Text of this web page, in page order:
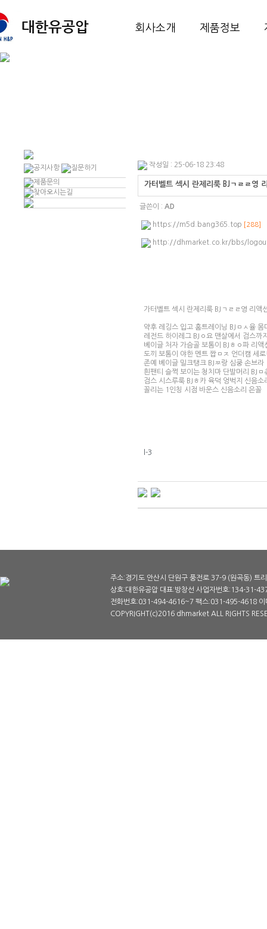
회사소개 제품정보
작성일 : 25-06-18 23:48
가터벨트 섹시 란제리룩 BJㄱㄹㄹ영
글쓴이 : AD
https://m5d.bang365.top [288]
http://dhmarket.co.kr/bbs/
가터벨트 섹시 란제리룩 BJㄱㄹㄹ영 리액
약후 레깅스 입고 홈트레이닝 BJㅁㅅ율 몸
레전드 하이레그 BJㅇ요 맨살에서 검스까
베이글 처자 가슴골 보톰이 BJㅎㅇ파 리액
도끼 보톰이 야한 멘트 짭ㅁㅈ 언더캠 세로
존예 베이글 밀크탱크 BJㅉ랑 심쿵 손브라
흰팬티 슬쩍 보이는 청치마 단발머리 BJㅁ
검스 시스루룩 BJㅎ카 육덕 엉벅지 신음소
꼴리는 1인칭 시점 바운스 신음소리 은꼴
l-3
주소:경기도 안산시 단원구 풍전로 37-9 (원곡동) 트
상호:대한유공압 대표:방창선 사업자번호:134-31-
전화번호:031-494-4616~7 팩스:031-495-4618
COPYRIGHT(c)2016 dhmarket ALL RIGHTS